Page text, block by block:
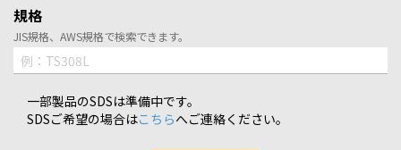
規格
JIS規格、AWS規格で検索できます。
一部製品のSDSは準備中です。
SDSご希望の場合はこちらへご連絡ください。